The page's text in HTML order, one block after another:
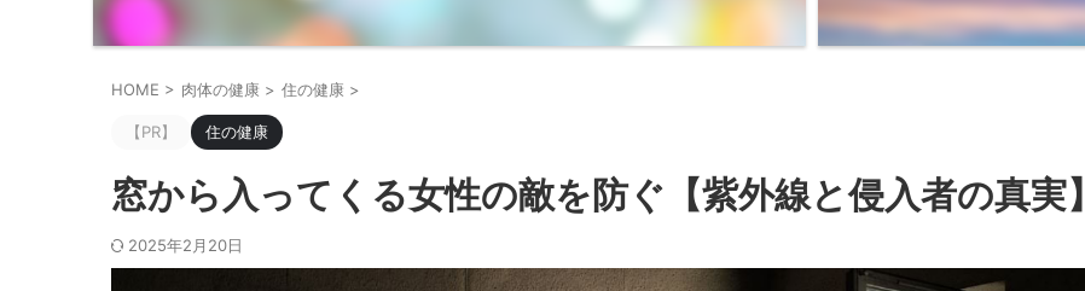
HOME > 肉体の健康 > 住の健康 >
【PR】 住の健康
窓から入ってくる女性の敵を防ぐ【紫外線と侵入者の真実】
2025年2月20日